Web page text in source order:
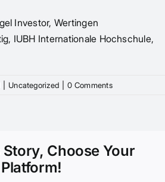
Investor, Wertingen
IUBH Internationale Hochschule,
Uncategorized 0 Comments
Story, Choose Your
Platform!